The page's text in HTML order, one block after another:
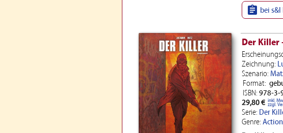
 bei
Der Killer
Zeichnung:
Szenario:
Format:
ISBN: 978-3-
29,80 € inkl.
zzgl.
Serie: Der
Genre: Action